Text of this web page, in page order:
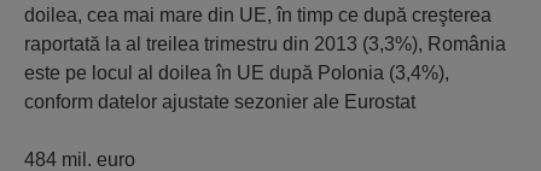
doilea, cea mai mare din UE, în timp ce după creşterea
raportată la al treilea trimestru din 2013 (3,3%), România
este pe locul al doilea în UE după Polonia (3,4%),
conform datelor ajustate sezonier ale Eurostat
484 mil. euro